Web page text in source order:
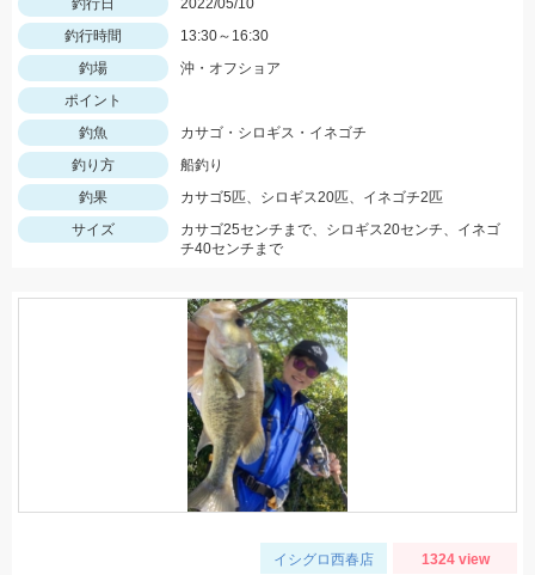
釣行日
2022/05/10
釣行時間
13:30～16:30
釣場
沖・オフショア
ポイント
釣魚
カサゴ・シロギス・イネゴチ
釣り方
船釣り
釣果
カサゴ5匹、シロギス20匹、イネゴチ2匹
サイズ
カサゴ25センチまで、シロギス20センチ、イネゴ
チ40センチまで
イシグロ西春店 1324 view